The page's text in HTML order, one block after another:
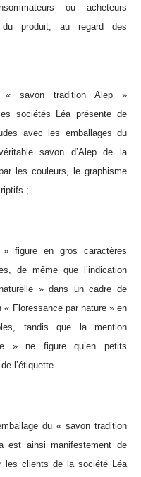
ou acheteurs
du produit, au regard des
« savon tradition Alep »
sociétés Léa présente de
avec les emballages du
savon d’Alep de la
les couleurs, le graphisme
;
figure en gros caractères
de même que l’indication
» dans un cadre de
« Floressance par nature » en
tandis que la mention
» ne figure qu’en petits
l’étiquette.
du « savon tradition
est ainsi manifestement de
les clients de la société Léa